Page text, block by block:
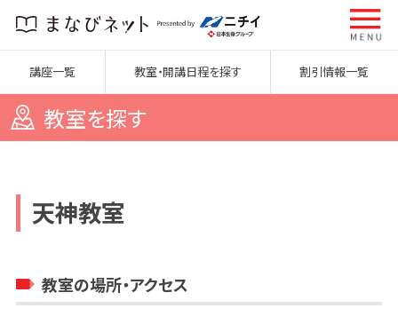
講座一覧 教室・開講日程を探す 割引情報一覧
教室を探す
天神教室
教室の場所・アクセス